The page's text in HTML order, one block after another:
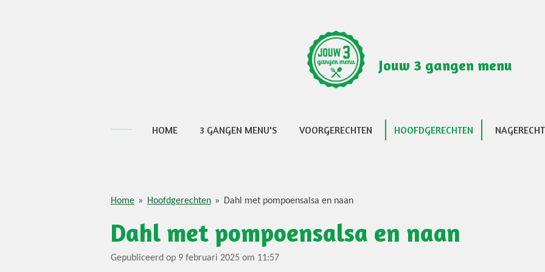
Jouw 3 gangen menu
HOME 3 GANGEN MENU'S VOORGERECHTEN HOOFDGERECHTEN
Home » Hoofdgerechten » Dahl met pompoensalsa en naan
Dahl met pompoensalsa en naan
Gepubliceerd op 9 februari 2025 om 11:57